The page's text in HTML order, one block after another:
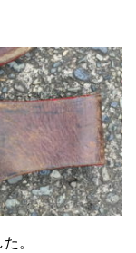
。